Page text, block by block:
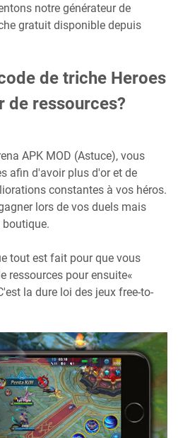
notre générateur de
gratuit disponible depuis
de triche Heroes
de ressources?
APK MOD (Astuce), vous
afin d'avoir plus d'or et de
constantes à vos héros.
lors de vos duels mais
boutique.
tout est fait pour que vous
ressources pour ensuite«
la dure loi des jeux free-to-